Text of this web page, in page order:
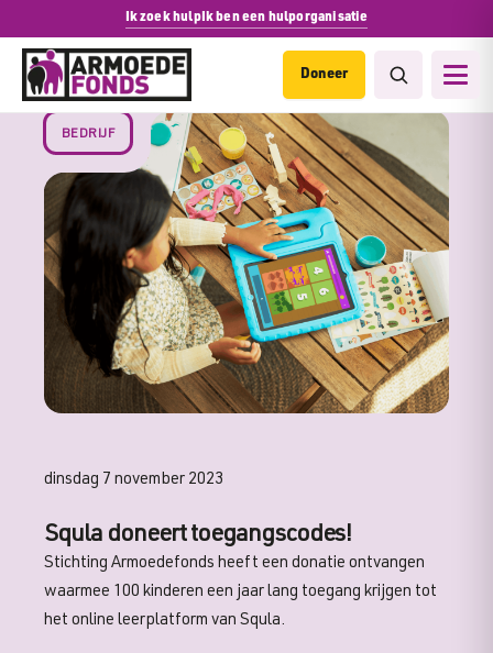
Ik zoek hulpIk ben een hulporganisatie
Doneer
BEDRIJF
dinsdag 7 november 2023
Squla doneert toegangscodes!
Stichting Armoedefonds heeft een donatie ontvangen
waarmee 100 kinderen een jaar lang toegang krijgen tot
het online leerplatform van Squla.